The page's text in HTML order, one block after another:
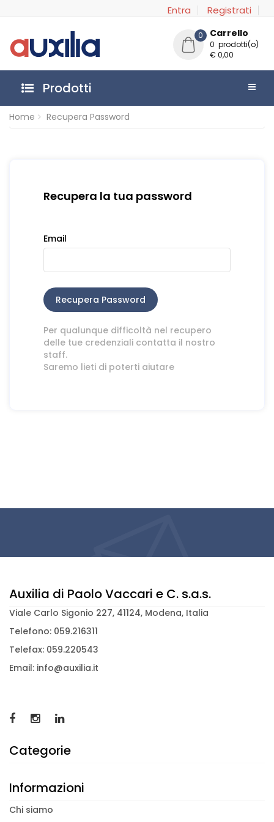
Entra Registrati
0 Carrello
0 prodotti(o)
€ 0,00
Prodotti
Home Recupera Password
Recupera la tua password
Email
Recupera Password
Per qualunque difficoltà nel recupero
delle tue credenziali contatta il nostro
staff.
Saremo lieti di poterti aiutare
Auxilia di Paolo Vaccari e C. s.a.s.
Viale Carlo Sigonio 227, 41124, Modena, Italia
Telefono: 059.216311
Telefax: 059.220543
Email: info@auxilia.it
Categorie
Informazioni
Chi siamo